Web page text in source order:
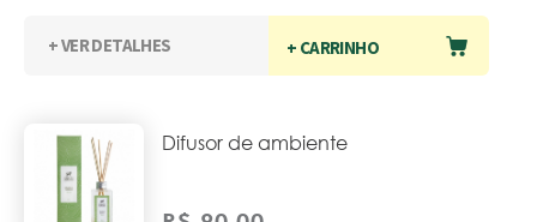
+ VER DETALHES + CARRINHO
Difusor de ambiente